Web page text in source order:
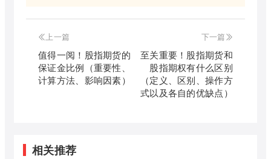
上一篇
值得一阅！股指期货的
保证金比例（重要性、
计算方法、影响因素）
下一篇
至关重要！股指期货和
股指期权有什么区别
（定义、区别、操作方
式以及各自的优缺点）
相关推荐